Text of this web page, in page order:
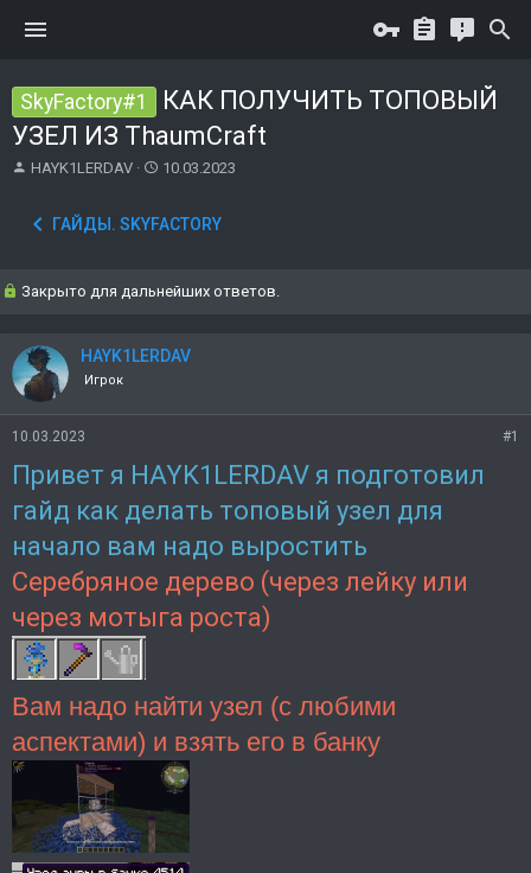
SkyFactory#1
КАК ПОЛУЧИТЬ ТОПОВЫЙ
УЗЕЛ ИЗ ThaumCraft
А
о
е
HAYK1LERDAV
Д
а
ч
а
10.03.2023
ГАЙДЫ. SKYFACTORY
Закрыто для дальнейших ответов.
HAYK1LERDAV
Игрок
10.03.2023 #1
Привет я HAYK1LERDAV я подготовил
гайд как делать топовый узел для
начало вам надо выростить
Серебряное дерево (через лейку или
через мотыга роста)
Вам надо найти узел (с любими
аспектами) и взять его в банку